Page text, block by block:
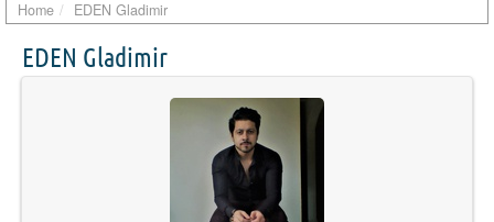
Home EDEN Gladimir
EDEN Gladimir